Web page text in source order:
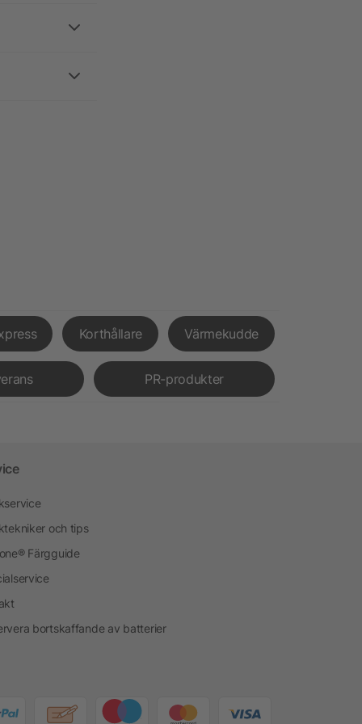
Korthållare Värmekudde
PR-produkter
och tips
Färgguide
bortskaffande av batterier